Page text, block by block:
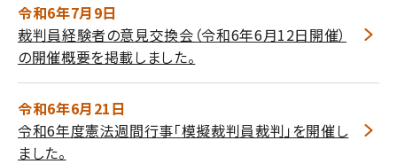
令和6年7月9日
裁判員経験者の意見交換会（令和6年6月12日開催）
の開催概要を掲載しました。
令和6年6月21日
令和6年度憲法週間行事「模擬裁判員裁判」を開催し
ました。